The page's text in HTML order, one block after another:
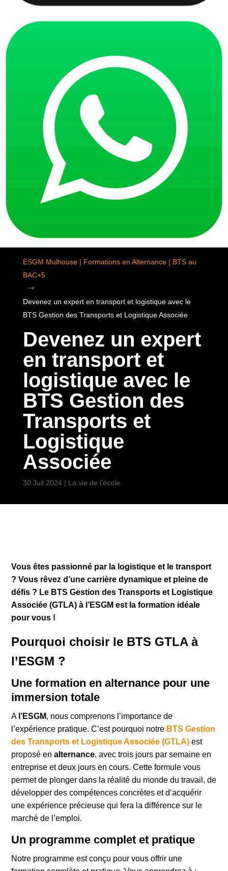
ESGM Mulhouse | Formations en Alternance | BTS au
BAC+5
$
Devenez un expert en transport et logistique avec le
BTS Gestion des Transports et Logistique Associée
Devenez un expert
en transport et
logistique avec le
BTS Gestion des
Transports et
Logistique
Associée
30 Juil 2024| La vie de l’école
Vous êtes passionné par la logistique et le transport
? Vous rêvez d’une carrière dynamique et pleine de
défis ? Le BTS Gestion des Transports et Logistique
Associée (GTLA) à l’ESGM est la formation idéale
pour vous !
Pourquoi choisir le BTS GTLA à
l’ESGM ?
Une formation en alternance pour une
immersion totale
A l’ESGM, nous comprenons l’importance de
l’expérience pratique. C’est pourquoi notre BTS Gestion
des Transports et Logistique Associée (GTLA) est
proposé enalternance, avec trois jours par semaine en
entreprise et deux jours en cours. Cette formule vous
permet de plonger dans la réalité du monde du travail, de
développer des compétences concrètes et d’acquérir
une expérience précieuse qui fera la différence sur le
marché de l’emploi.
Un programme complet et pratique
Notre programme est conçu pour vous offrir une